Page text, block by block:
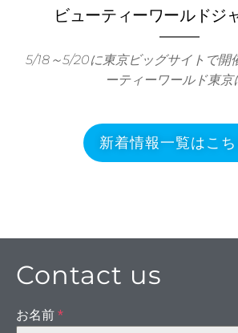
ビューティーワールドジ
5/18～5/20に東京ビッグサイトで開
ーティーワールド東京
新着情報一覧はこち
Contact us
お名前 *